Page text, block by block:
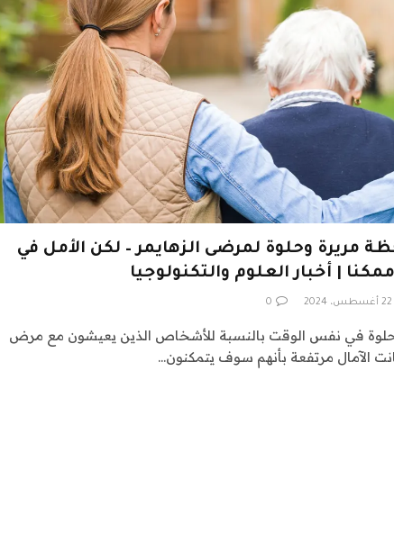
مريرة وحلوة لمرضى الزهايمر – لكن الأمل في
ممكنا | أخبار العلوم والتكنولوجيا
22 أغسطس، 2024 0
في نفس الوقت بالنسبة للأشخاص الذين يعيشون مع مرض
الآمال مرتفعة بأنهم سوف يتمكنون…